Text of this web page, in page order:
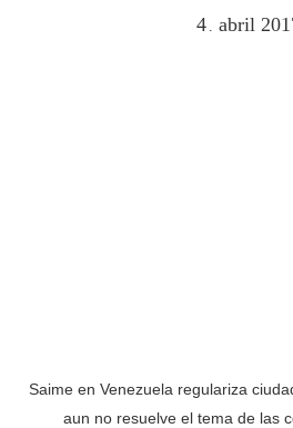
4 abril
Saime en Venezuela regulariza
aun no resuelve el tema de las